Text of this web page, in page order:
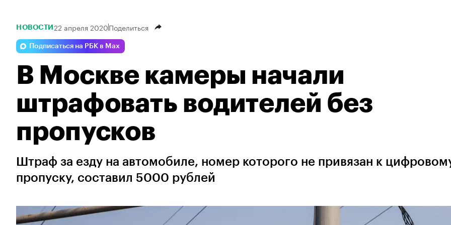
НОВОСТИ 22 апреля 2020Поделиться
Подписаться на РБК в Max
В Москве камеры начали
штрафовать водителей без
пропусков
Штраф за езду на автомобиле, номер которого не привязан к
пропуску, составил 5000 рублей